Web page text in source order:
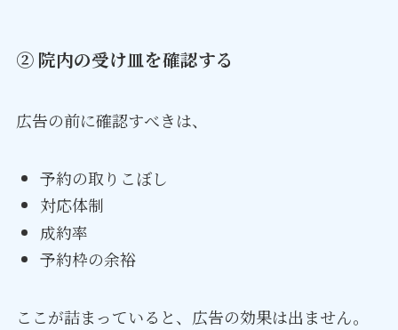
② 院内の受け皿を確認する
広告の前に確認すべきは、
予約の取りこぼし
対応体制
成約率
予約枠の余裕
ここが詰まっていると、広告の効果は出ません。